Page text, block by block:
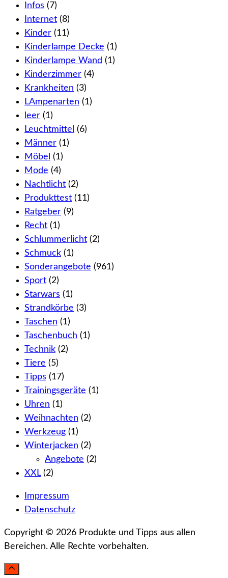
Infos (7)
Internet (8)
Kinder (11)
Kinderlampe Decke (1)
Kinderlampe Wand (1)
Kinderzimmer (4)
Krankheiten (3)
LAmpenarten (1)
leer (1)
Leuchtmittel (6)
Männer (1)
Möbel (1)
Mode (4)
Nachtlicht (2)
Produkttest (11)
Ratgeber (9)
Recht (1)
Schlummerlicht (2)
Schmuck (1)
Sonderangebote (961)
Sport (2)
Starwars (1)
Strandkörbe (3)
Taschen (1)
Taschenbuch (1)
Technik (2)
Tiere (5)
Tipps (17)
Trainingsgeräte (1)
Uhren (1)
Weihnachten (2)
Werkzeug (1)
Winterjacken (2)
Angebote (2)
XXL(2)
Impressum
Datenschutz
Copyright © 2026 Produkte und Tipps aus allen
Bereichen. Alle Rechte vorbehalten.